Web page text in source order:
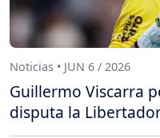
Noticias • JUN 6 / 2026
Guillermo Viscarra
disputa la